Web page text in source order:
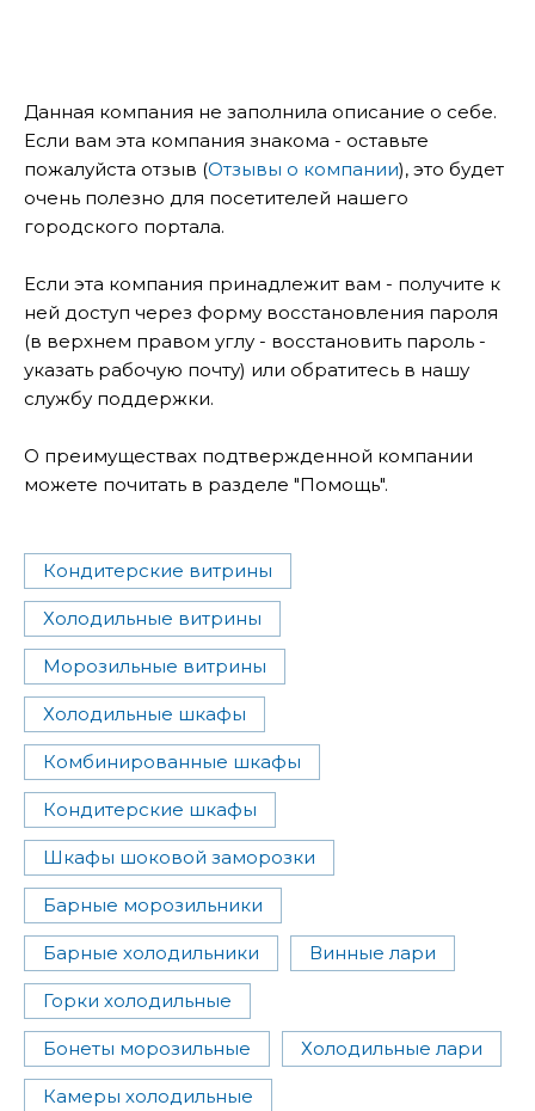
Данная компания не заполнила описание о себе.
Если вам эта компания знакома - оставьте
пожалуйста отзыв (Отзывы о компании), это будет
очень полезно для посетителей нашего
городского портала.
Если эта компания принадлежит вам - получите к
ней доступ через форму восстановления пароля
(в верхнем правом углу - восстановить пароль -
указать рабочую почту) или обратитесь в нашу
службу поддержки.
О преимуществах подтвержденной компании
можете почитать в разделе "Помощь".
Кондитерские витрины
Холодильные витрины
Морозильные витрины
Холодильные шкафы
Комбинированные шкафы
Кондитерские шкафы
Шкафы шоковой заморозки
Барные морозильники
Барные холодильники Винные лари
Горки холодильные
Бонеты морозильные Холодильные лари
Камеры холодильные